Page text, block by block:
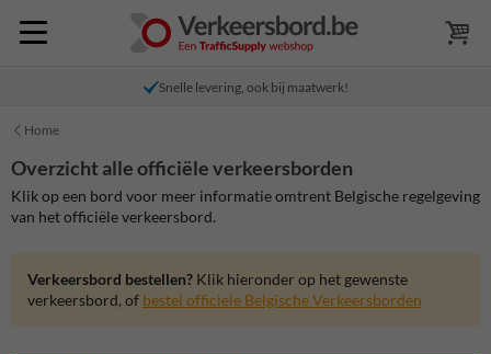
Snelle levering, ook bij maatwerk!
Home
Overzicht alle officiële verkeersborden
Klik op een bord voor meer informatie omtrent Belgische regelgeving
van het officiële verkeersbord.
Verkeersbord bestellen?Klik hieronder op het gewenste
verkeersbord, of bestel officiele Belgische Verkeersborden